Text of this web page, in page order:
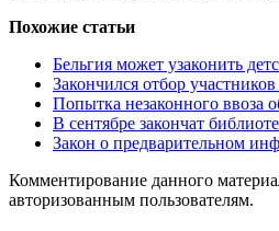
Похожие статьи
Бельгия может узаконить
Закончился отбор
Попытка незаконного ввоза
В сентябре закончат
Закон о предварительном
Комментирование данного
авторизованным пользователям.